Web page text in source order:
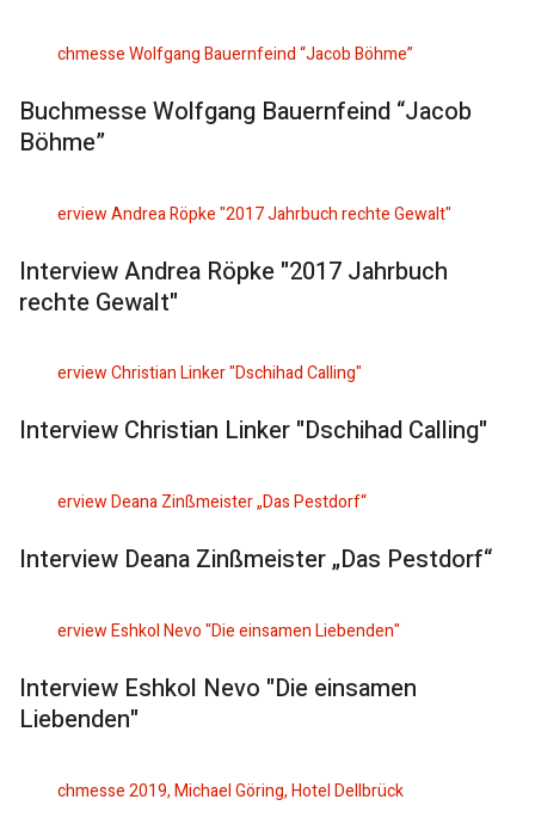
Buchmesse Wolfgang Bauernfeind “Jacob
Böhme”
Interview Andrea Röpke "2017 Jahrbuch
rechte Gewalt"
Interview Christian Linker "Dschihad Calling"
Interview Deana Zinßmeister „Das Pestdorf“
Interview Eshkol Nevo "Die einsamen
Liebenden"